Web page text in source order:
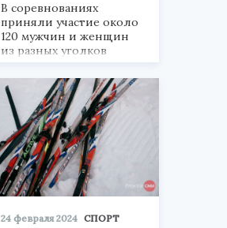
В соревнованиях
приняли участие около
120 мужчин и женщин
из разных уголков
России, а также из
Республики Беларусь.
24 февраля 2024 СПОРТ